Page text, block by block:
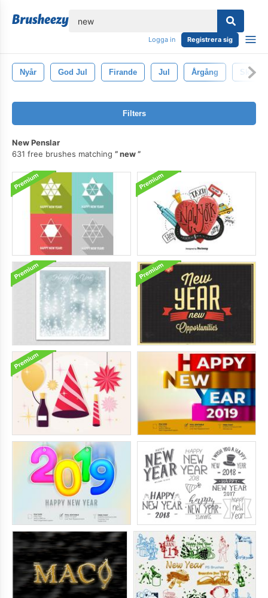
Logga in Registrera sig
Nyår God Jul Firande Jul Årgång Skriva
Filters
New Penslar
631 free brushes matching
new